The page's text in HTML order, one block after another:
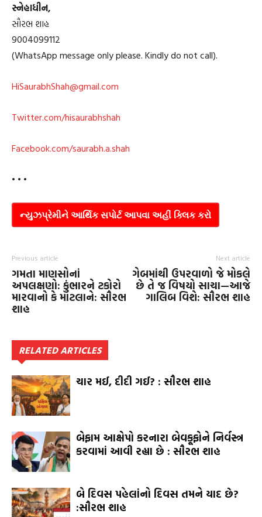
સ્નેહાધીન,
સૌરભ શાહ
9004099112
(WhatsApp message only please. Kindly do not call).
HiSaurabhShah@gmail.com
Twitter.com/hisaurabhshah
Facebook.com/saurabh.a.shah
• • •
ન્યુઝપ્રેમીને આર્થિક સપોર્ટ આપવા અહીં ક્લિક કરો
Previous article
ગમતા માણસોનાં
અપલક્ષણો: કુંભારને ટકોરો
મારવાનો કે માટલાને: સૌરભ
શાહ
Next article
ગેબમાંથી ઉપરવાળો જે મોકલે
છે તે જ વિષયો સાચા—આજે
ગાલિબ વિશે: સૌરભ શાહ
RELATED ARTICLES
ચાર મઈ, દીદી ગઈ? : સૌરભ શાહ
બેફામ આક્ષેપો કરનારા બેવકૂફોને નિર્વસ્ત્ર
કરવામાં આવી રહ્યા છે : સૌરભ શાહ
બે દિવસ પહેલાંનો દિવસ તમને યાદ છે?
:સૌરભ શાહ